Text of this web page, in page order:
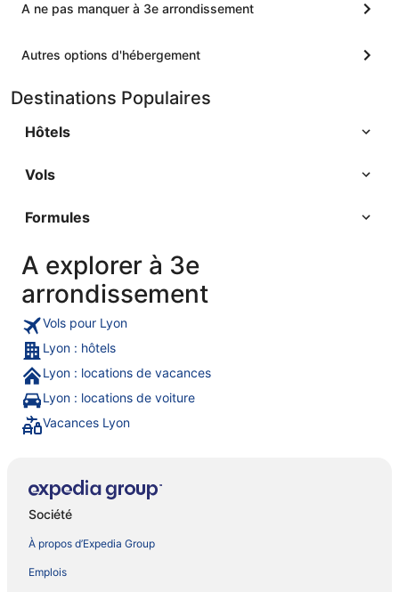
A ne pas manquer à 3e arrondissement
Autres options d'hébergement
Destinations Populaires
Hôtels
Vols
Formules
A explorer à 3e
arrondissement
Vols pour Lyon
Lyon : hôtels
Lyon : locations de vacances
Lyon : locations de voiture
Vacances Lyon
Société
À propos d’Expedia Group
Emplois